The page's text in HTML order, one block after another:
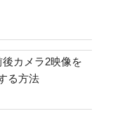
後カメラ2映像を
る方法